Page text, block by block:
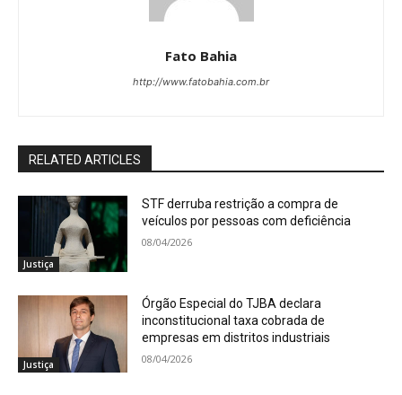
Fato Bahia
http://www.fatobahia.com.br
RELATED ARTICLES
Justiça
STF derruba restrição a compra de
veículos por pessoas com deficiência
08/04/2026
Justiça
Órgão Especial do TJBA declara
inconstitucional taxa cobrada de
empresas em distritos industriais
08/04/2026